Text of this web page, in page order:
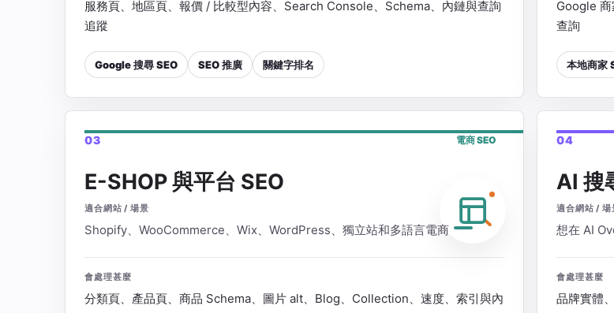
服務頁、地區頁、報價 / 比較型內容、Search Console、Schema、內鏈與查詢
追蹤
Google 搜尋 SEO SEO 推廣 關鍵字排名
Google
查詢
本地商家
03 電商 SEO
E-SHOP 與平台 SEO
適合網站 / 場景
Shopify、WooCommerce、Wix、WordPress、獨立站和多語言電商
會處理甚麼
分類頁、產品頁、商品 Schema、圖片 alt、Blog、Collection、速度、索引與內
04
AI 搜
適合網站 / 場
想在 AI
會處理甚麼
品牌實體